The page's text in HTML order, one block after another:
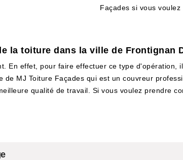
Façades si vous
la toiture dans la ville de Frontignan
En effet, pour faire effectuer ce type d'opération,
MJ Toiture Façades qui est un couvreur
qualité de travail. Si vous voulez prendre